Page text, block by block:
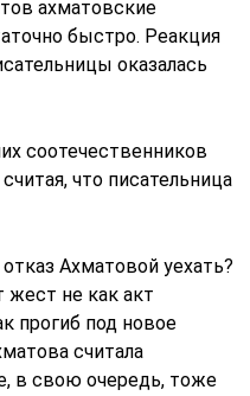
ахматовские
быстро. Реакция
оказалась
соотечественников
что писательница
Ахматовой уехать?
жест не как акт
прогиб под новое
считала
в свою очередь, тоже